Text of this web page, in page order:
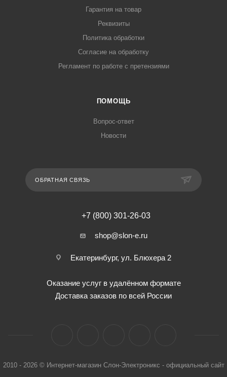
Гарантия на товар
Реквизиты
Политика обработки
Согласие на обработку
Регламент по работе с претензиями
ПОМОЩЬ
Вопрос-ответ
Новости
ОБРАТНАЯ СВЯЗЬ
+7 (800) 301-26-03
shop@slon-e.ru
Екатеринбург, ул. Блюхера 2
Оказание услуг в удалённом формате
Доставка заказов по всей России
2010 - 2026 © Интернет-магазин Слон-Электроникс - официальный сайт